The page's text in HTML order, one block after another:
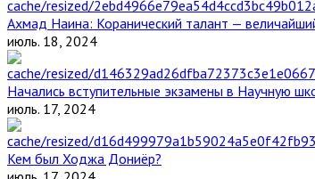
Ахмад Наина: Коранический талант —
июль. 18, 2024
Начались вступительные экзамены в Научную
июль. 17, 2024
Кем был Ходжа Дониёр?